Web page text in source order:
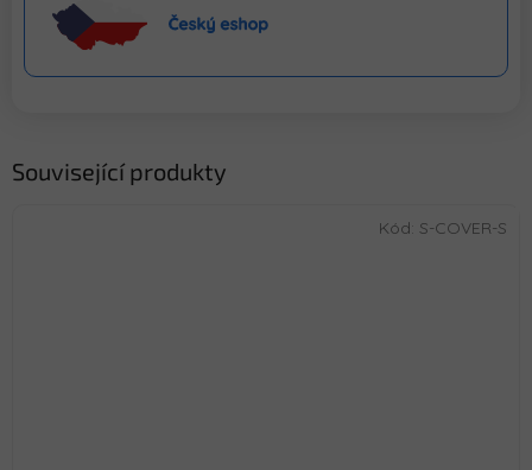
Související produkty
Kód: S-COVER-S